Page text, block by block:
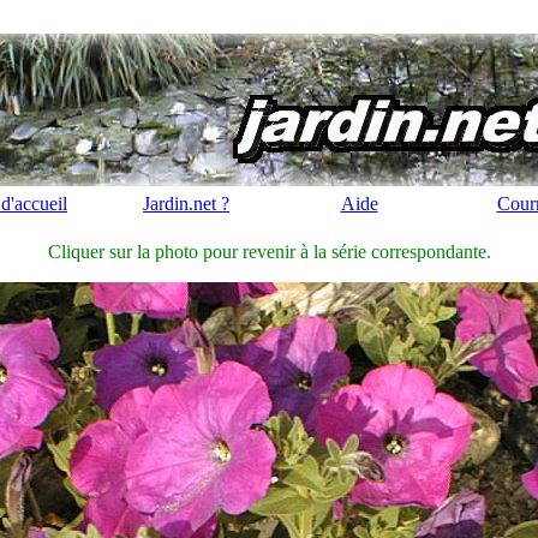
Jardin.net ? Aide
Cliquer sur la photo pour revenir à la série correspondante.